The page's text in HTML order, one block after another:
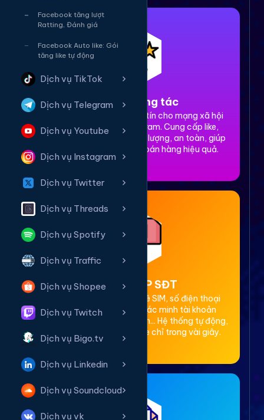
Facebook tăng lượt
Ratting, Đánh giá
Facebook Auto like: Gói
tăng like tự động
Dịch vụ TikTok
Dịch vụ Telegram
Dịch vụ Youtube
Dịch vụ Instagram
Dịch vụ Twitter
Dịch vụ Threads
Dịch vụ Spotify
Dịch vụ Traffic
Dịch vụ Shopee
Dịch vụ Twitch
Dịch vụ Bigo.tv
Dịch vụ Linkedin
Dịch vụ Soundcloud
Dịch vụ vk
1. Tăng tương tác
Dịch vụ tăng tương tác uy tín cho mạng xã hội
Facebook, TikTok, Instagram. Cung cấp like,
share, comment, view chất lượng, an toàn, giúp
xây dựng thương hiệu và bán hàng hiệu quả.
2. Thuê OTP SĐT
Cung cấp dịch vụ cho thuê SIM, số điện thoại
(SĐT) để nhận mã OTP xác minh tài khoản
Facebook, Google, Telegram... Hệ thống tự động,
bảo mật, giá rẻ, nhận code chỉ trong vài giây.